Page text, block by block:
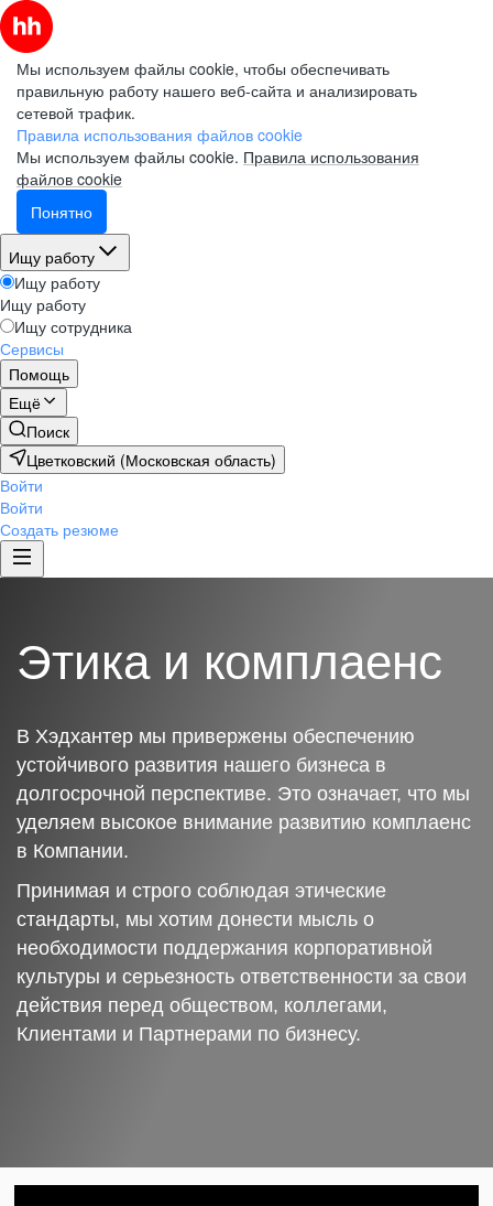
Мы используем файлы cookie, чтобы обеспечивать
правильную работу нашего веб-сайта и анализировать
сетевой трафик.
Правила использования файлов cookie
Мы используем файлы cookie. Правила использования
файлов cookie
Понятно
Ищу работу
Ищу работу
Ищу работу
Ищу сотрудника
Сервисы
Помощь
Ещё
Поиск
Цветковский (Московская область)
Войти
Войти
Создать резюме
Этика и комплаенс
В Хэдхантер мы привержены обеспечению
устойчивого развития нашего бизнеса в
долгосрочной перспективе. Это означает, что мы
уделяем высокое внимание развитию комплаенс
в Компании.
Принимая и строго соблюдая этические
стандарты, мы хотим донести мысль о
необходимости поддержания корпоративной
культуры и серьезность ответственности за свои
действия перед обществом, коллегами,
Клиентами и Партнерами по бизнесу.